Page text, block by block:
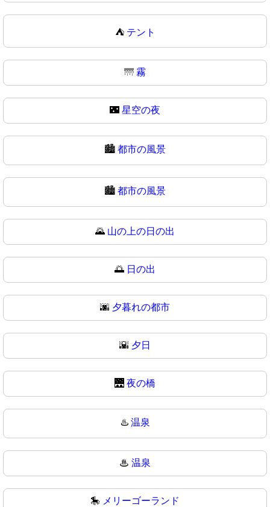
⛺ テント
🌁 霧
🌃 星空の夜
🏙️ 都市の風景
🏙 都市の風景
🌄 山の上の日の出
🌅 日の出
🌆 夕暮れの都市
🌇 夕日
🌉 夜の橋
♨️ 温泉
♨ 温泉
🎠 メリーゴーランド